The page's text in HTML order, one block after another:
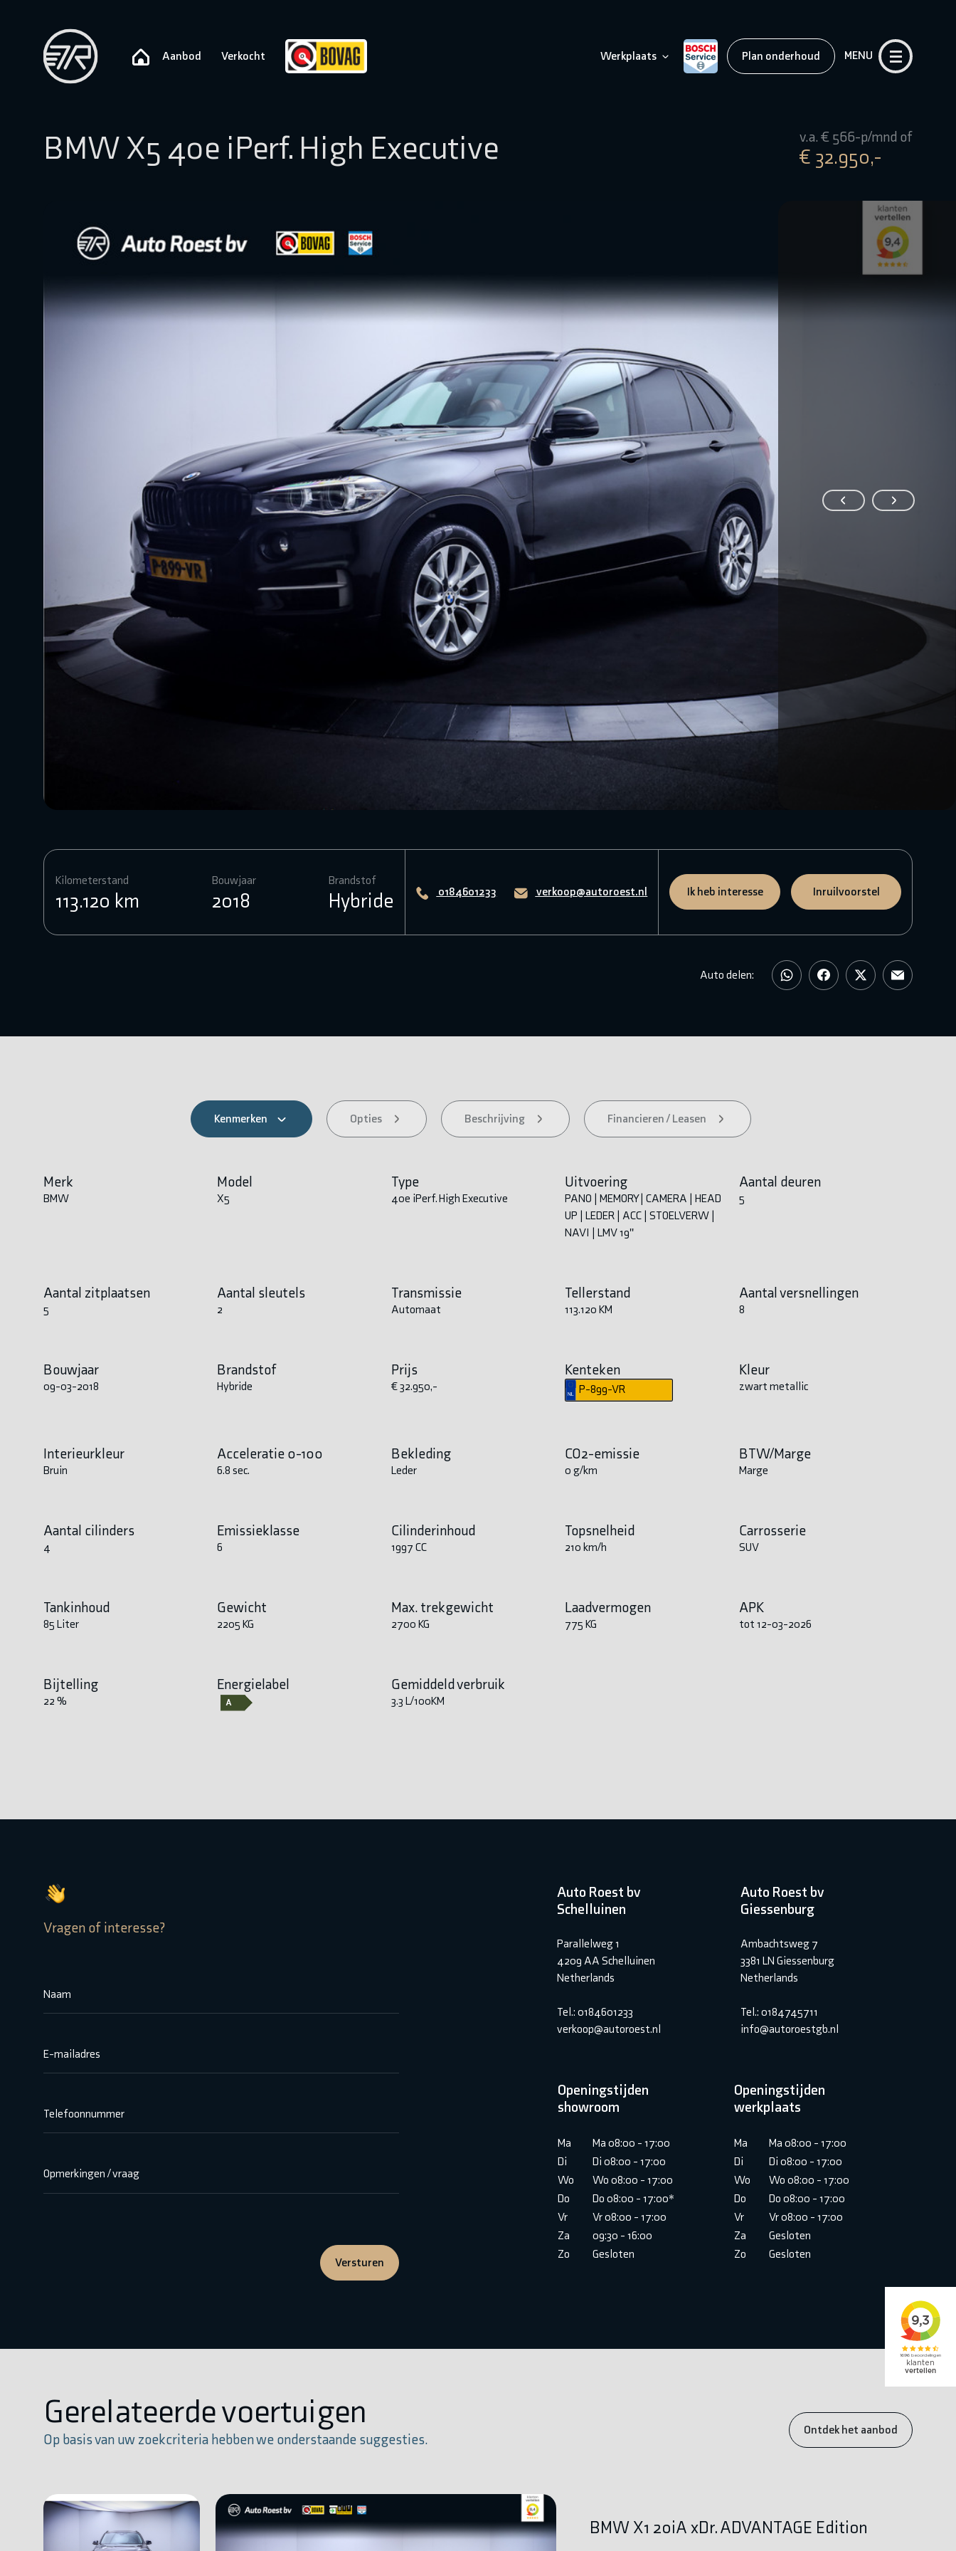
Aanbod Verkocht Werkplaats Plan onderhoud MENU
BMW X5 40e iPerf. High Executive v.a. € 566-p/mnd of
€ 32.950,-
Kilometerstand
113.120 km
Bouwjaar
2018
Brandstof
Hybride 0184601233 verkoop@autoroest.nl Ik heb interesse Inruilvoorstel
Auto delen:
Kenmerken Opties Beschrijving Financieren / Leasen
Merk
BMW
Model
X5
Type
40e iPerf. High Executive
Uitvoering
PANO | MEMORY | CAMERA | HEAD
UP | LEDER | ACC | STOELVERW |
NAVI | LMV 19''
Aantal deuren
5
Aantal zitplaatsen
5
Aantal sleutels
2
Transmissie
Automaat
Tellerstand
113.120 KM
Aantal versnellingen
8
Bouwjaar
09-03-2018
Brandstof
Hybride
Prijs
€ 32.950,-
Kenteken
P-899-VR
Kleur
zwart metallic
Interieurkleur
Bruin
Acceleratie 0-100
6.8 sec.
Bekleding
Leder
CO2-emissie
0 g/km
BTW/Marge
Marge
Aantal cilinders
4
Emissieklasse
6
Cilinderinhoud
1997 CC
Topsnelheid
210 km/h
Carrosserie
SUV
Tankinhoud
85 Liter
Gewicht
2205 KG
Max. trekgewicht
2700 KG
Laadvermogen
775 KG
APK
tot 12-03-2026
Bijtelling
22 %
Energielabel Gemiddeld verbruik
3.3 L/100KM
Vragen of interesse?
Naam
E-mailadres
Telefoonnummer
Opmerkingen / vraag
Versturen
Auto Roest bv
Schelluinen
Parallelweg 1
4209 AA Schelluinen
Netherlands
Tel.: 0184601233
verkoop@autoroest.nl
Auto Roest bv
Giessenburg
Ambachtsweg 7
3381 LN Giessenburg
Netherlands
Tel.: 0184745711
info@autoroestgb.nl
Openingstijden
showroom
Ma
Ma 08:00 - 17:00
Di
Di 08:00 - 17:00
Wo
Wo 08:00 - 17:00
Do
Do 08:00 - 17:00*
Vr
Vr 08:00 - 17:00
Za
09:30 - 16:00
Zo
Gesloten
Openingstijden
werkplaats
Ma
Ma 08:00 - 17:00
Di
Di 08:00 - 17:00
Wo
Wo 08:00 - 17:00
Do
Do 08:00 - 17:00
Vr
Vr 08:00 - 17:00
Za
Gesloten
Zo
Gesloten
Gerelateerde voertuigen
Op basis van uw zoekcriteria hebben we onderstaande suggesties.
Ontdek het aanbod
BMW X1 20iA xDr. ADVANTAGE Edition